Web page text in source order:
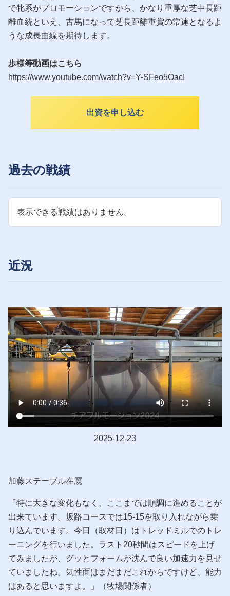
で牝系がプロモーションですから、かなり重厚な芝中長距
離血統といえ、古馬になって芝長距離重賞の常連となるよ
うな成長曲線を期待します。
歩様等動画はこちら
https://www.youtube.com/watch?v=Y-SFeo5OacI
出資を申し込む
過去の戦績
表示できる戦績はありません。
近況
2025-12-23
加藤ステーブル在厩
「特に大きな変化もなく、ここまでは順調に進めることが
出来ています。坂路コースでは15-15を取り入れながら乗
り込んでいます。今日（取材日）はトレッドミルでのトレ
ーニングを行いました。ラスト20秒間はスピードを上げ
てみましたが、グッとフォームが沈んで良い加速力を見せ
ていましたね。気性面はまだまだこれからですけど、能力
はあると思いますよ。」（牧場関係者）